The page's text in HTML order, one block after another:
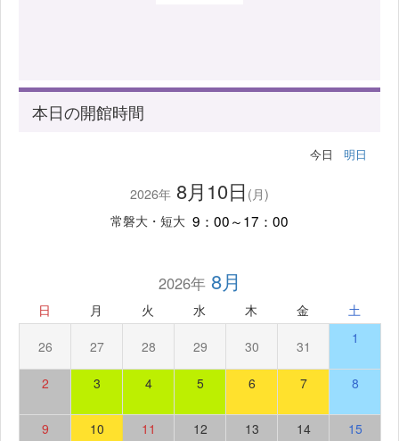
本日の開館時間
今日 明日
2026年 8月10日 (月)
常磐大・短大 9：00～17：00
2026年8月
日 月 火 水 木 金 土
26 27 28 29 30 31 1
2 3 4 5 6 7 8
9 10 11 12 13 14 15